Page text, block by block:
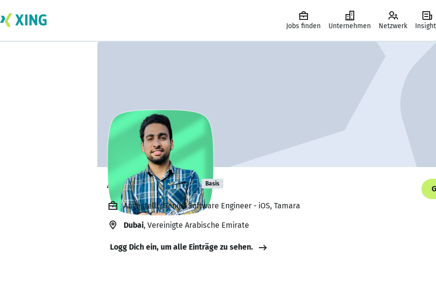
Jobs finden Unternehmen Netzwerk
Abdullah Tariq Basis
Angestellt, Senior Software Engineer - iOS, Tamara
Dubai, Vereinigte Arabische Emirate
Logg Dich ein, um alle Einträge zu sehen.